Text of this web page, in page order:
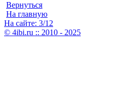
Вернуться
На главную
На сайте: 3/12
© 4ibi.ru :: 2010 - 2025